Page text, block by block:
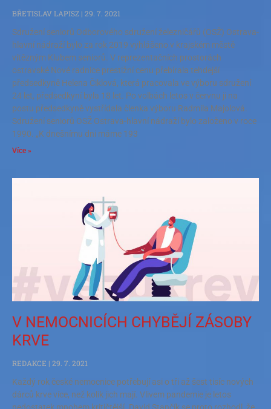
BŘETISLAV LAPISZ 29. 7. 2021
Sdružení seniorů Odborového sdružení železničářů (OSŽ) Ostrava-
hlavní nádraží bylo za rok 2019 vyhlášeno v krajském městě
vítězným Klubem seniorů. V reprezentačních prostorách
ostravské Nové radnice prestižní cenu přebírala tehdejší
předsedkyně Helena Čiklová, která pracovala ve výboru sdružení
24 let, předsedkyní byla 18 let. Po volbách letos v červnu ji na
postu předsedkyně vystřídala členka výboru Radmila Majolová.
Sdružení seniorů OSŽ Ostrava-hlavní nádraží bylo založeno v roce
1990. „K dnešnímu dni máme 193
Více »
V NEMOCNICÍCH CHYBĚJÍ ZÁSOBY
KRVE
REDAKCE
29. 7. 2021
Každý rok české nemocnice potřebují asi o tři až šest tisíc nových
dárců krve více, než kolik jich mají. Vlivem pandemie je letos
nedostatek mnohem kritičtější. David Stančík se proto rozhodl, že